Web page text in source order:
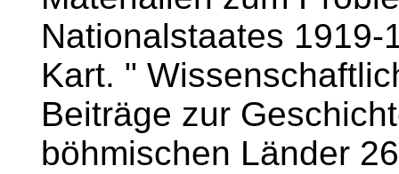
Nationalstaates
Kart. "
Beiträge zur
böhmischen Länder